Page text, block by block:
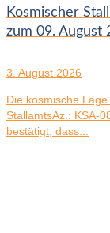
Kosmischer
zum 09. August
3. August 2026
Die kosmische
StallamtsAz.: KSA-
bestätigt, dass...